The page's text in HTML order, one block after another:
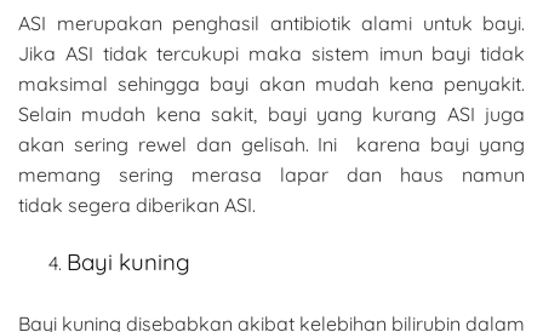
ASI merupakan penghasil antibiotik alami untuk bayi.
Jika ASI tidak tercukupi maka sistem imun bayi tidak
maksimal sehingga bayi akan mudah kena penyakit.
Selain mudah kena sakit, bayi yang kurang ASI juga
akan sering rewel dan gelisah. Ini karena bayi yang
memang sering merasa lapar dan haus namun
tidak segera diberikan ASI.
Bayi kuning
Bayi kuning disebabkan akibat kelebihan bilirubin dalam